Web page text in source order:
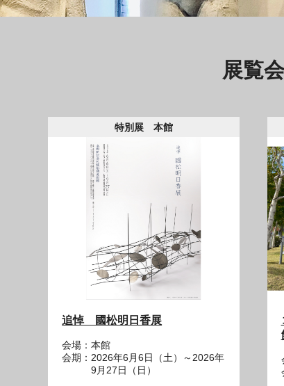
展覧会
特別展 本館
追悼 國松明日香展
会場：本館
会期：2026年6月6日（土）～2026年
9月27日（日）